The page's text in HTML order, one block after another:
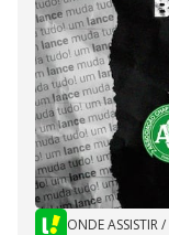
ONDE ASSISTIR/